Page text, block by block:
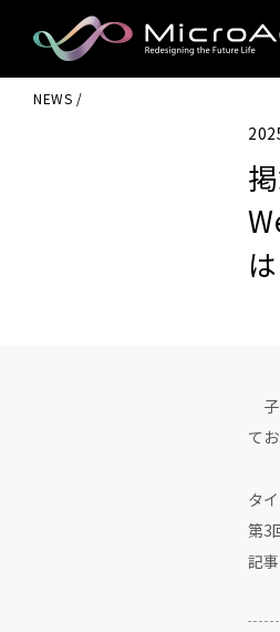
MicroAd -
Redesigning
the Future
NEWS
子
て
タ
第3
記